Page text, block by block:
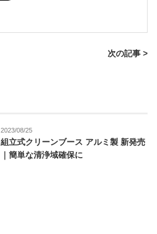
次の記事 >
2023/08/25
組立式クリーンブース アルミ製 新発売
｜簡単な清浄域確保に